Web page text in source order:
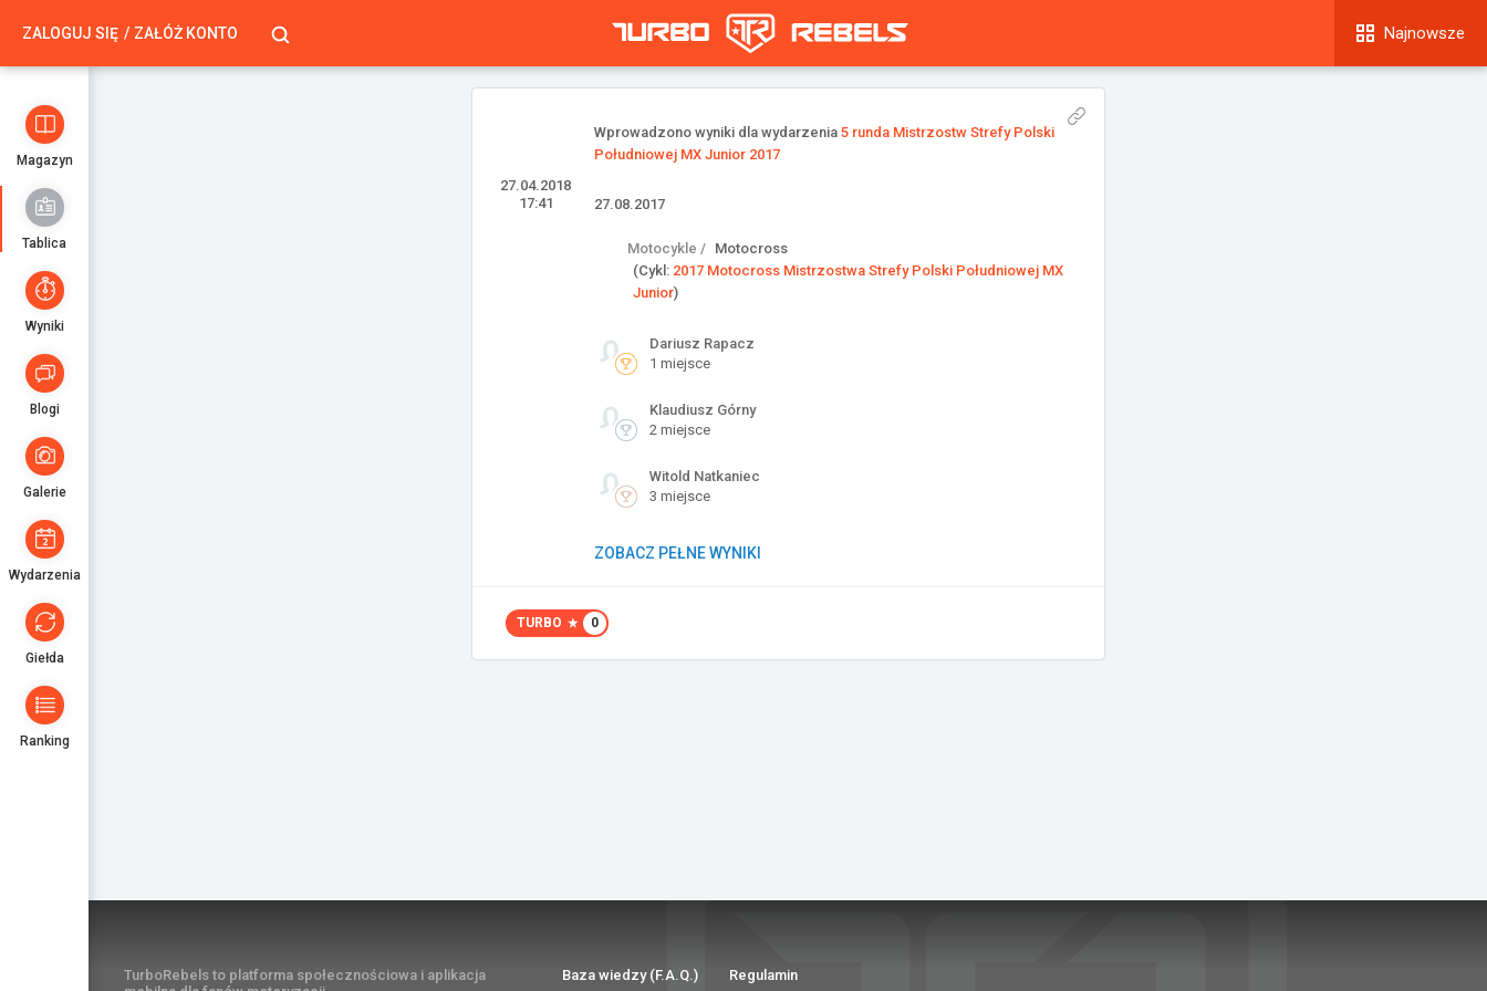
ZALOGUJ SIĘ ZAŁÓŻ KONTO Najnowsze
Magazyn
Tablica
Wyniki
Blogi
Galerie
Wydarzenia
Giełda
Ranking
27.04.2018
17:41
Wprowadzono wyniki dla wydarzenia 5 runda Mistrzostw Strefy Polski
Południowej MX Junior 2017
27.08.2017
Motocykle / Motocross
(Cykl: 2017 Motocross Mistrzostwa Strefy Polski Południowej MX
Junior)
Dariusz Rapacz
1 miejsce
Klaudiusz Górny
2 miejsce
Witold Natkaniec
3 miejsce
ZOBACZ PEŁNE WYNIKI
TURBO 0
TurboRebels to platforma społecznościowa i aplikacja
Baza wiedzy (F.A.Q.) Regulamin